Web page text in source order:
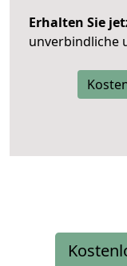
Erhalten Sie
unverbindliche